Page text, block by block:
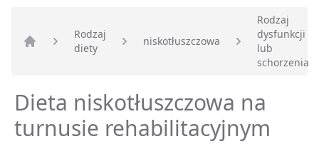
Strona główna
Rodzaj
diety
niskotłuszczowa
Rodzaj
dysfunkcji
lub
schorzenia
Dieta niskotłuszczowa na
turnusie rehabilitacyjnym